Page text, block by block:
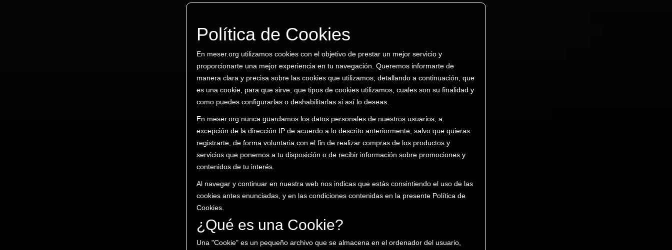
Política de Cookies
En meser.org utilizamos cookies con el objetivo de prestar un mejor servicio y
proporcionarte una mejor experiencia en tu navegación. Queremos informarte de
manera clara y precisa sobre las cookies que utilizamos, detallando a continuación, que
es una cookie, para que sirve, que tipos de cookies utilizamos, cuales son su finalidad y
como puedes configurarlas o deshabilitarlas si así lo deseas.
En meser.org nunca guardamos los datos personales de nuestros usuarios, a
excepción de la dirección IP de acuerdo a lo descrito anteriormente, salvo que quieras
registrarte, de forma voluntaria con el fin de realizar compras de los productos y
servicios que ponemos a tu disposición o de recibir información sobre promociones y
contenidos de tu interés.
Al navegar y continuar en nuestra web nos indicas que estás consintiendo el uso de las
cookies antes enunciadas, y en las condiciones contenidas en la presente Política de
Cookies.
¿Qué es una Cookie?
Una "Cookie" es un pequeño archivo que se almacena en el ordenador del usuario,